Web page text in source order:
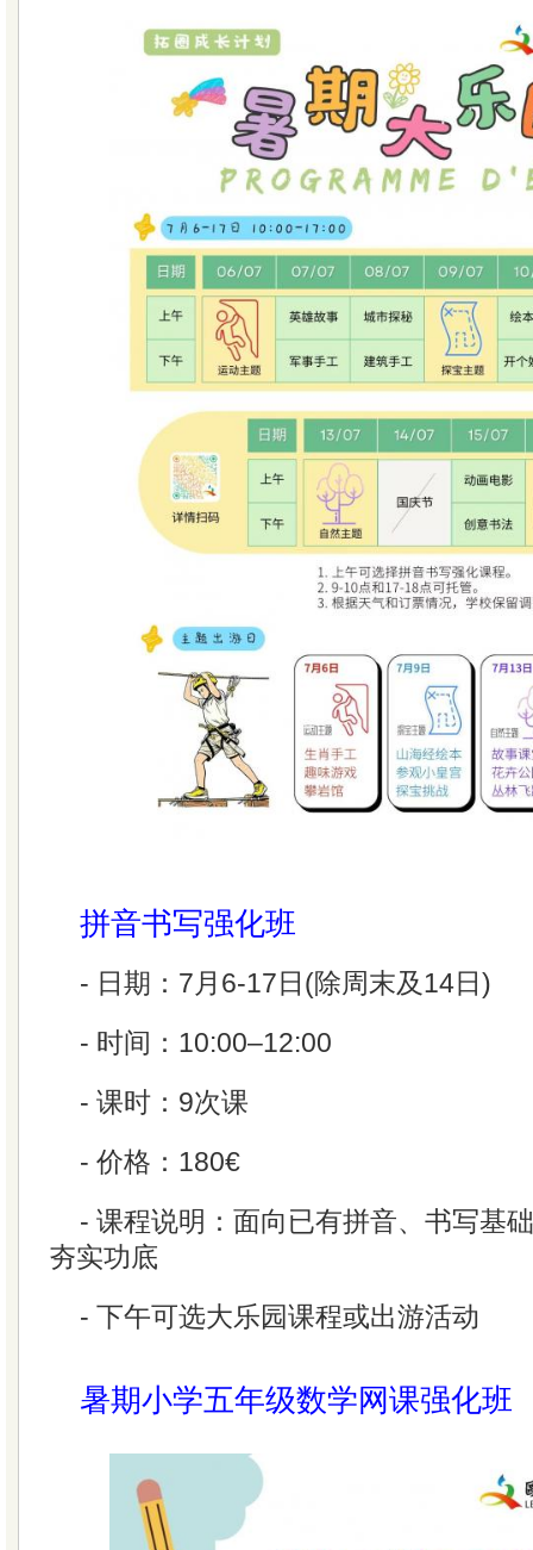
拼音书写强化班
- 日期：7月6-17日(除周末及14日)
- 时间：10:00–12:00
- 课时：9次课
- 价格：180€
- 课程说明：面向已有拼音、书写基
夯实功底
- 下午可选大乐园课程或出游活动
暑期小学五年级数学网课强化班